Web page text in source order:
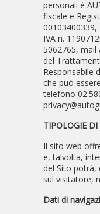
personali è
fiscale e
00103400339,
IVA n.
5062765, mail
del
Responsabile
che può
telefono
TIPOLOGIE
Il sito web
e, talvolta,
del Sito potrà,
sul visitatore,
Dati di